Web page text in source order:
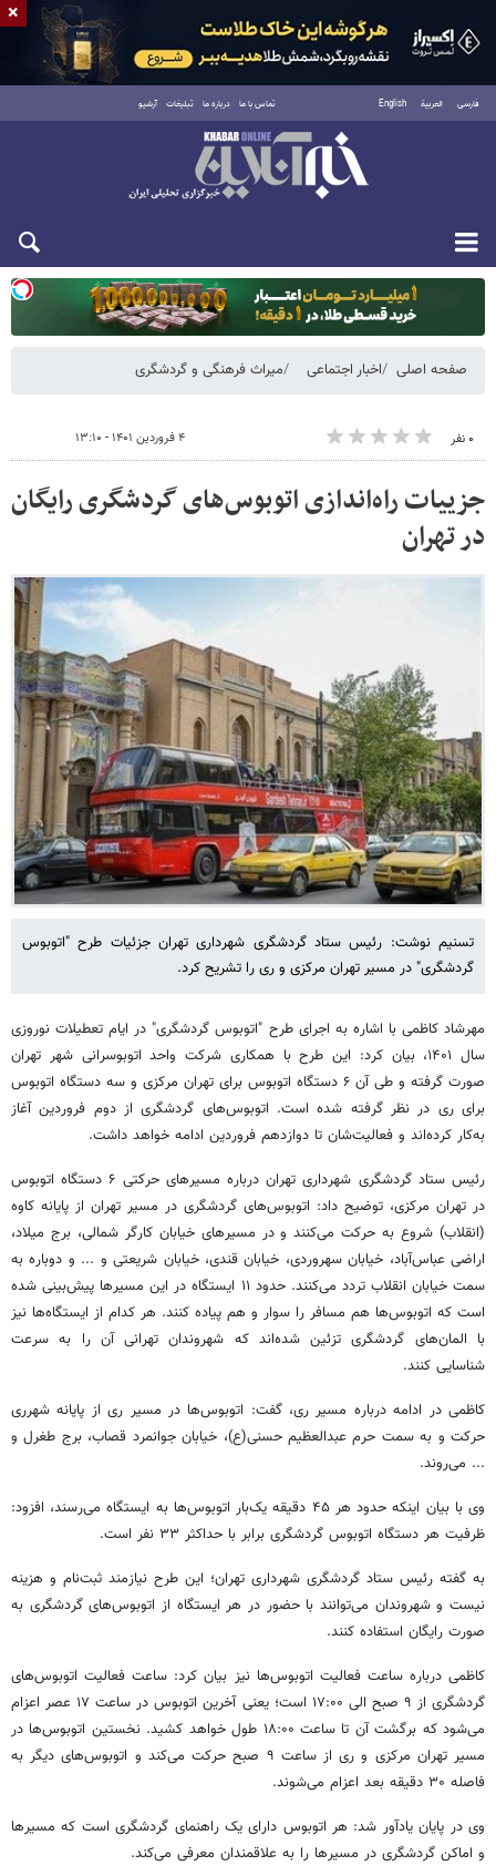
فارسی العربية English تماس با ما درباره ما تبلیغات آرشیو
یکشنبه ۱۸ مرداد ۱۴۰۵
صفحه اصلی اخبار اجتماعی میراث فرهنگی و گردشگری
۰ نفر ۴ فروردین ۱۴۰۱ - ۱۳:۱۰
جزییات راه‌اندازی اتوبوس‌های گردشگری رایگان
در تهران
تسنیم نوشت: رئیس ستاد گردشگری شهرداری تهران جزئیات طرح "اتوبوس
گردشگری" در مسیر تهران مرکزی و ری را تشریح کرد.
مهرشاد کاظمی با اشاره به اجرای طرح "اتوبوس گردشگری" در ایام تعطیلات نوروزی
سال ۱۴۰۱، بیان کرد: این طرح با همکاری شرکت واحد اتوبوسرانی شهر تهران
صورت گرفته و طی آن ۶ دستگاه اتوبوس برای تهران مرکزی و سه دستگاه اتوبوس
برای ری در نظر گرفته شده است. اتوبوس‌های گردشگری از دوم فروردین آغاز
به‌کار کرده‌اند و فعالیت‌شان تا دوازدهم فروردین ادامه خواهد داشت.
رئیس ستاد گردشگری شهرداری تهران درباره مسیرهای حرکتی ۶ دستگاه اتوبوس
در تهران مرکزی، توضیح داد: اتوبوس‌های گردشگری در مسیر تهران از پایانه کاوه
(انقلاب) شروع به حرکت می‌کنند و در مسیرهای خیابان کارگر شمالی، برج میلاد،
اراضی عباس‌آباد، خیابان سهروردی، خیابان قندی، خیابان شریعتی و ... و دوباره به
سمت خیابان انقلاب تردد می‌کنند. حدود ۱۱ ایستگاه در این مسیرها پیش‌بینی شده
است که اتوبوس‌ها هم مسافر را سوار و هم پیاده کنند. هر کدام از ایستگاه‌ها نیز
با المان‌های گردشگری تزئین شده‌اند که شهروندان تهرانی آن را به سرعت
شناسایی کنند.
کاظمی در ادامه درباره مسیر ری، گفت: اتوبوس‌ها در مسیر ری از پایانه شهرری
حرکت و به سمت حرم عبدالعظیم حسنی(ع)، خیابان جوانمرد قصاب، برج طغرل و
... می‌روند.
وی با بیان اینکه حدود هر ۴۵ دقیقه یک‌بار اتوبوس‌ها به ایستگاه می‌رسند، افزود:
ظرفیت هر دستگاه اتوبوس گردشگری برابر با حداکثر ۳۳ نفر است.
به گفته رئیس ستاد گردشگری شهرداری تهران؛ این طرح نیازمند ثبت‌نام و هزینه
نیست و شهروندان می‌توانند با حضور در هر ایستگاه از اتوبوس‌های گردشگری به
صورت رایگان استفاده کنند.
کاظمی درباره ساعت فعالیت اتوبوس‌ها نیز بیان کرد: ساعت فعالیت اتوبوس‌های
گردشگری از ۹ صبح الی ۱۷:۰۰ است؛ یعنی آخرین اتوبوس در ساعت ۱۷ عصر اعزام
می‌شود که برگشت آن تا ساعت ۱۸:۰۰ طول خواهد کشید. نخستین اتوبوس‌ها در
مسیر تهران مرکزی و ری از ساعت ۹ صبح حرکت می‌کند و اتوبوس‌های دیگر به
فاصله ۳۰ دقیقه بعد اعزام می‌شوند.
وی در پایان یادآور شد: هر اتوبوس دارای یک راهنمای گردشگری است که مسیرها
و اماکن گردشگری در مسیرها را به علاقمندان معرفی می‌کند.
×